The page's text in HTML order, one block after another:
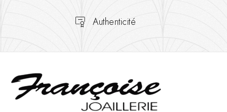
Authenticité